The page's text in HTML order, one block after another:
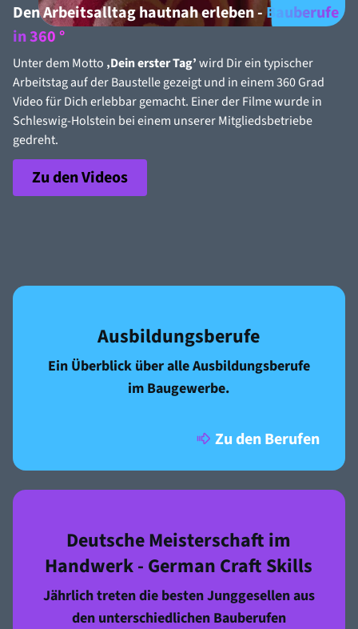
Den Arbeitsalltag hautnah erleben -Bauberufe
in 360 °
Unter dem Motto ‚Dein erster Tag’wird Dir ein typischer
Arbeitstag auf der Baustelle gezeigt und in einem 360 Grad
Video für Dich erlebbar gemacht. Einer der Filme wurde in
Schleswig-Holstein bei einem unserer Mitgliedsbetriebe
gedreht.
Zu den Videos
Ausbildungs­berufe
Ein Überblick über alle Ausbildungsberufe
im Baugewerbe.
Zu den Berufen
Deutsche Meisterschaft im
Handwerk - German Craft Skills
Jährlich treten die besten Junggesellen aus
den unterschiedlichen Bauberufen